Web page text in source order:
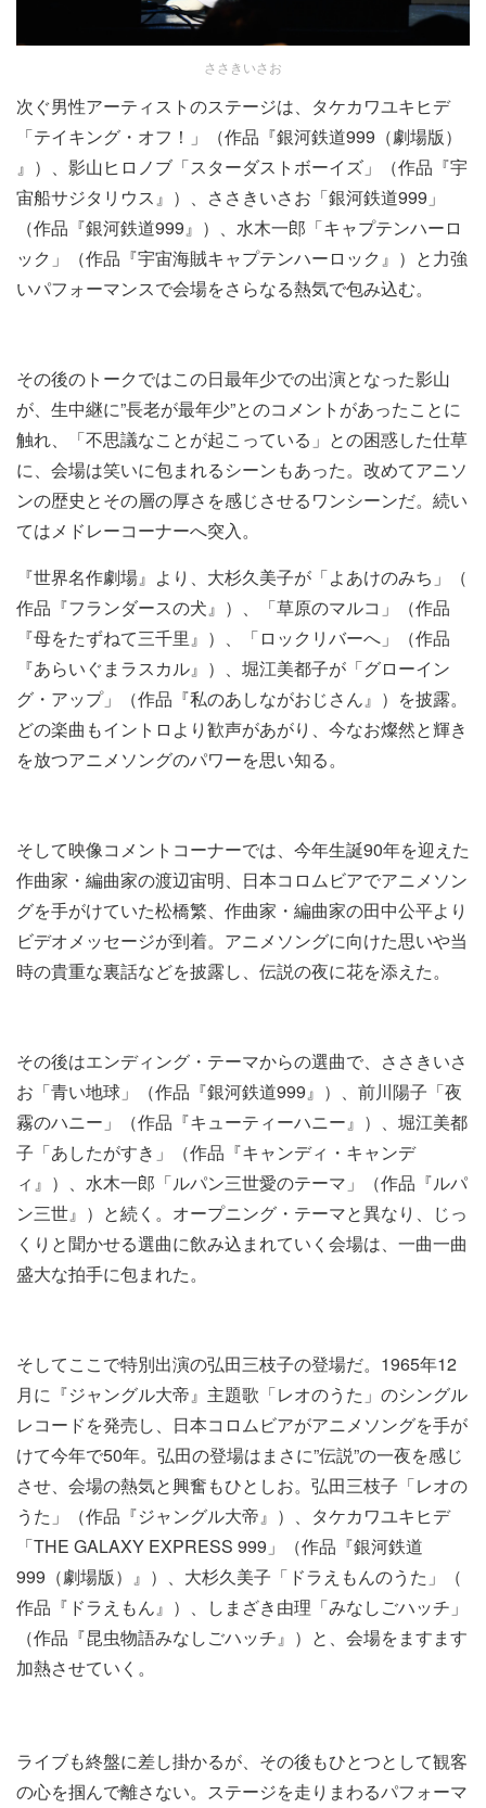
ささきいさお
次ぐ男性アーティストのステージは、タケカワユキヒデ
「テイキング・オフ！」（作品『​銀河鉄道999（劇場版）​
』​）、影山ヒロノブ「スターダストボーイズ」（作品​『​宇
宙船サジタリウス』​）、ささきいさお「銀河鉄道999」
（作品​『​銀河鉄道999』​）、水木一郎「キャプテンハーロ
ック」（作品​『​宇宙海賊キャプテンハーロック』​）と力強
いパフォーマンスで会場をさらなる熱気で包み込む。
その後のトークではこの日最年少での出演となった影山
が、生中継に”長老が最年少”とのコメントがあったことに
触れ、「不思議なことが起こっている」との困惑した仕草
に、会場は笑いに包まれるシーンもあった。改めてアニソ
ンの歴史とその層の厚さを感じさせるワンシーンだ。続い
てはメドレーコーナー​へ突入。
『世界名作劇場』より、大杉久美子が「よあけのみち」（​
作品『フランダースの犬』）、「草原のマルコ」​（作品
『母をたずねて三千里』）、「ロックリバーへ」（作品
『あらいぐまラスカル​』）、堀江美都子が「グローイン
グ・アップ」（作品『私のあしながおじさん​』）を披露。
どの楽曲もイントロより歓声があがり、今なお燦然と輝き
を放つアニメソングのパワーを思い知る。​
そして映像コメントコーナーでは、今年生誕90年を迎えた
作曲家・編曲家の渡辺宙明、日本コロムビアでアニメソン
グを手がけていた松橋繁、作曲家・編曲家の​田中公平より
ビデオメッセージが到着。​アニメソングに向けた思いや当
時の貴重な裏話などを披露し、伝説の夜に花を添えた。
その後は​エンディング・テーマ​からの選曲で、ささきいさ
お「青い地球」（​作品『銀河鉄道999』）、前川陽子「夜
霧のハニー」（​作品『キューティーハニー』）、堀江美都
子「あしたがすき」（​作品『キャンディ・キャンデ
ィ』）、水木一郎「ルパン三世愛のテーマ」（​作品『ルパ
ン三世』）と続く。オープニング・テーマと異なり、じっ
くりと聞かせる選曲に飲み込まれていく会場は、一曲一曲
盛大な拍手に包まれた。
そしてここで特別出演の弘田三枝子の登場だ。1965年12
月に『ジャングル大帝』主題歌​「レオのうた」の​シングル
レコード​を発売し、日本コロムビアがアニメソングを手が
けて今年で50年。弘田の登場はまさに”伝説”の一夜を感じ
させ、会場の熱気と興奮もひとしお。弘田三枝子「レオの
うた」（​作品『ジャングル大帝』）、​タケカワユキヒデ
「THE GALAXY EXPRESS 999」（​作品​『銀河鉄道
999（劇場版）』）、大杉久美子「ドラえもんのうた」​​（​
作品『ドラえもん』）、しまざき​由理​「みなしごハッチ」
（作品『昆虫物語みなしごハッチ』）と、会場をますます
加熱させていく。
ライブも終盤に差し掛かるが、その後もひとつとして観客
の心を掴んで離さない。ステージを走りまわるパフォーマ